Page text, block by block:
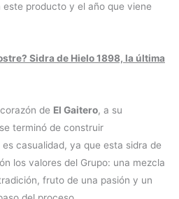
producto y el año que viene
Sidra de Hielo 1898, la última
de El Gaitero, a su
terminó de construir
es casualidad, ya que esta sidra de
los valores del Grupo: una mezcla
fruto de una pasión y un